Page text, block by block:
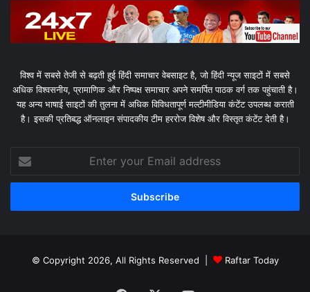
विश्व में सबसे तेजी से बढ़ती हुई हिंदी समाचार वेबसाइट है, जो हिंदी न्यूज साइटों में सबसे
अधिक विश्वसनीय, प्रामाणिक और निष्पक्ष समाचार अपने समर्पित पाठक वर्ग तक पहुंचाती है।
यह अन्य भाषाई साइटों की तुलना में अधिक विविधतापूर्ण मल्टीमीडिया कंटेंट उपलब्ध कराती
है। इसकी प्रतिबद्ध ऑनलाइन संपादकीय टीम हररोज विशेष और विस्तृत कंटेंट देती है।
Enter
your
Email
© Copyright 2026, All Rights Reserved | Raftar Today